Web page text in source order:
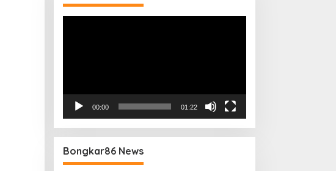
00:00 01:22
Bongkar86 News